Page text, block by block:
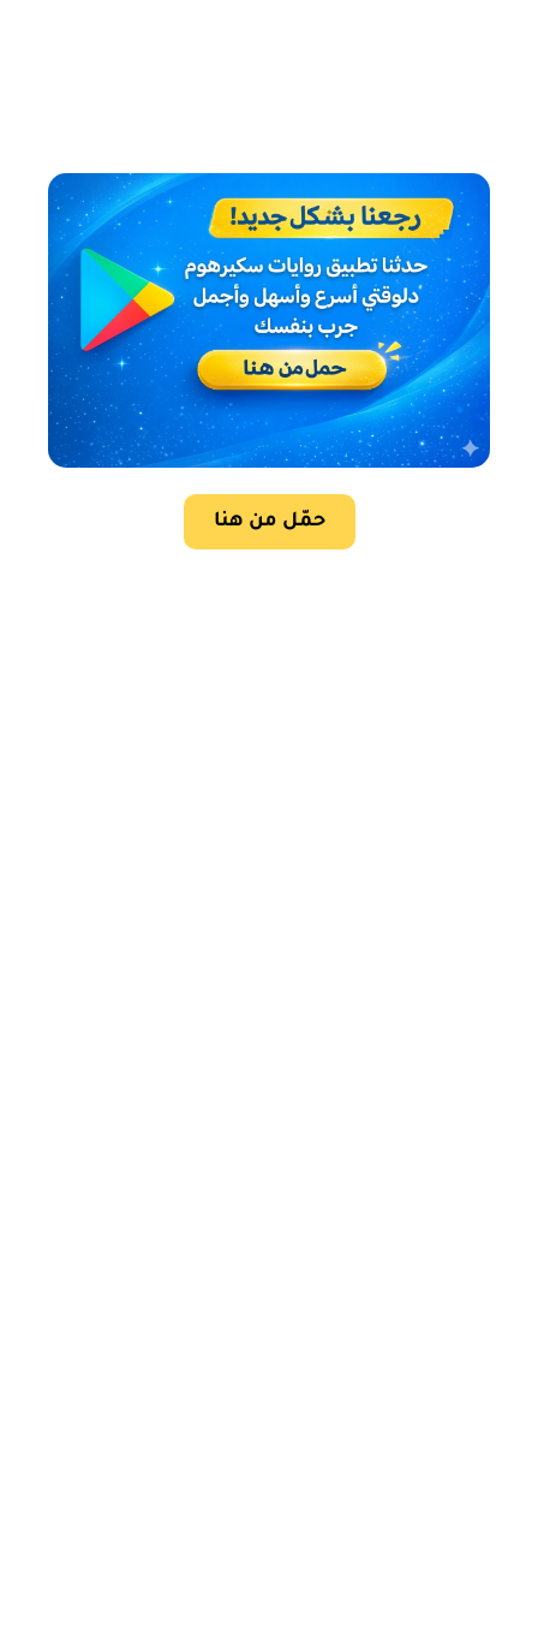
حمّل من هنا